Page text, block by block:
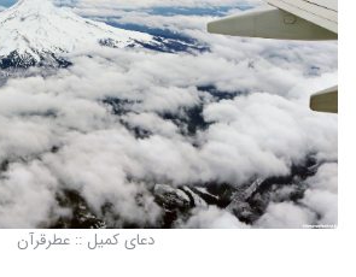
دعای کمیل :: عطرقرآن